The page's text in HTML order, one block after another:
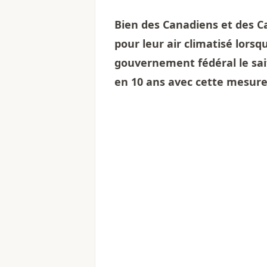
Bien des Canadiens et des
pour leur air climatisé
gouvernement fédéral le
en 10 ans avec cette